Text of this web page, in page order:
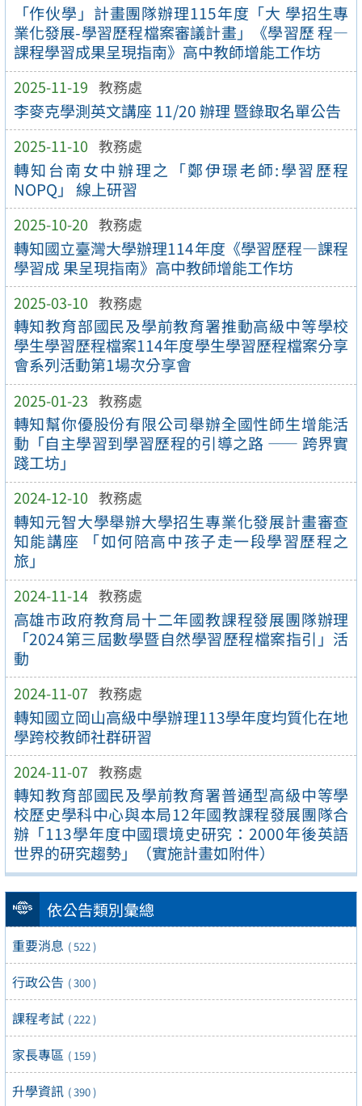
「作伙學」計畫團隊辦理115年度「大 學招生專
業化發展-學習歷程檔案審議計畫」《學習歷 程—
課程學習成果呈現指南》高中教師增能工作坊
2025-11-19 教務處
李麥克學測英文講座 11/20 辦理 暨錄取名單公告
2025-11-10 教務處
轉知台南女中辦理之「鄭伊璟老師:學習歷程
NOPQ」 線上研習
2025-10-20 教務處
轉知國立臺灣大學辦理114年度《學習歷程—課程
學習成 果呈現指南》高中教師增能工作坊
2025-03-10 教務處
轉知教育部國民及學前教育署推動高級中等學校
學生學習歷程檔案114年度學生學習歷程檔案分享
會系列活動第1場次分享會
2025-01-23 教務處
轉知幫你優股份有限公司舉辦全國性師生增能活
動「自主學習到學習歷程的引導之路 —— 跨界實
踐工坊」
2024-12-10 教務處
轉知元智大學舉辦大學招生專業化發展計畫審查
知能講座 「如何陪高中孩子走一段學習歷程之
旅」
2024-11-14 教務處
高雄市政府教育局十二年國教課程發展團隊辦理
「2024第三屆數學暨自然學習歷程檔案指引」活
動
2024-11-07 教務處
轉知國立岡山高級中學辦理113學年度均質化在地
學跨校教師社群研習
2024-11-07 教務處
轉知教育部國民及學前教育署普通型高級中等學
校歷史學科中心與本局12年國教課程發展團隊合
辦「113學年度中國環境史研究：2000年後英語
世界的研究趨勢」（實施計畫如附件）
依公告類別彙總
重要消息 ( 522 )
行政公告 ( 300 )
課程考試 ( 222 )
家長專區 ( 159 )
升學資訊 ( 390 )